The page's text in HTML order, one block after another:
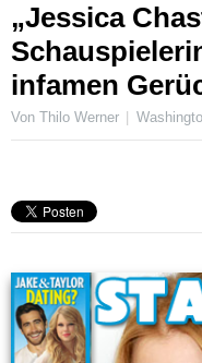
„Jessica
infamen
Von Thilo Werner